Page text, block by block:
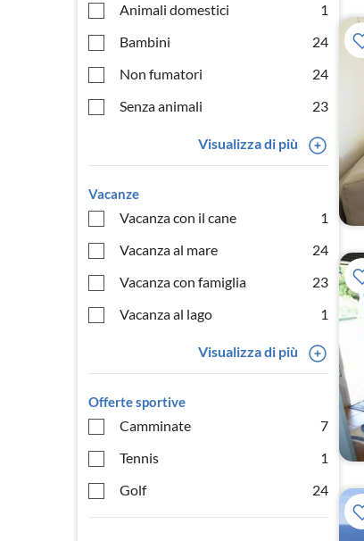
Animali domestici
1
Bambini
24
Non fumatori
24
Senza animali
23
Visualizza di più
Vacanze
Vacanza con il cane
1
Vacanza al mare
24
Vacanza con famiglia
23
Vacanza al lago
1
Visualizza di più
Offerte sportive
Camminate
7
Tennis
1
Golf
24